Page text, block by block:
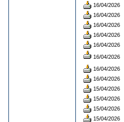
16/04/2026
16/04/2026
16/04/2026
16/04/2026
16/04/2026
16/04/2026
16/04/2026
16/04/2026
15/04/2026
15/04/2026
15/04/2026
15/04/2026